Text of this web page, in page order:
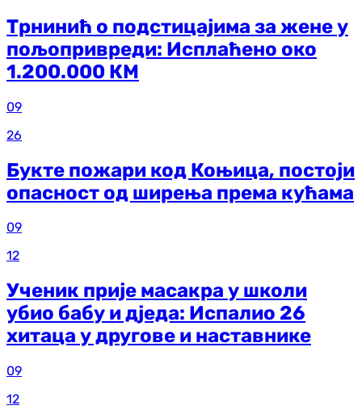
Трнинић о подстицајима за жене у
пољопривреди: Исплаћено око
1.200.000 КМ
09
26
Букте пожари код Коњица, постоји
опасност од ширења према кућама
09
12
Ученик прије масакра у школи
убио бабу и дједа: Испалио 26
хитаца у другове и наставнике
09
12